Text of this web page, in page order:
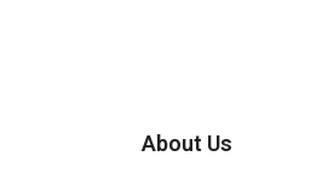
About Us